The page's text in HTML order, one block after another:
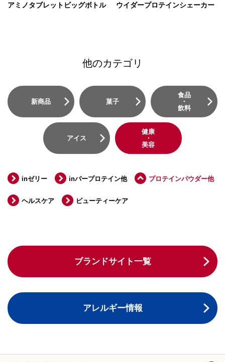
アミノタブレットビッグボトル ウイダープロテインシェーカー
他のカテゴリ
新商品 菓子
食品
・
飲料
アイス
健康
・
美容
inゼリー inバープロテイン他 プロテインパウダー他
ヘルスケア ビューティーケア
ブランドサイト一覧
アレルギー情報